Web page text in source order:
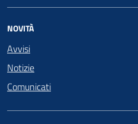
NOVITÀ
Avvisi
Notizie
Comunicati